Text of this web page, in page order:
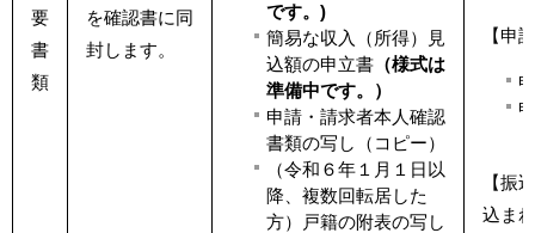
要
書
類
を確認書に同
封します。
です。)
簡易な収入（所得）見
込額の申立書 （様式は
準備中です。）
申請・請求者本人確認
書類の写し（コピー）
（令和６年１月１日以
降、複数回転居した
方）戸籍の附表の写し
【申
【振
込ま